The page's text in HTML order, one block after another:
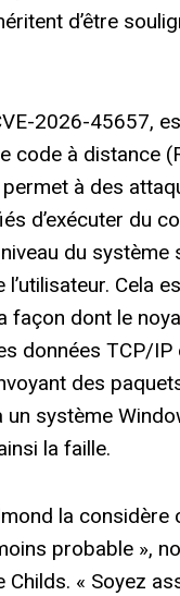
d’être
2026-45657,
code à distance
à des
d’exécuter du
du système
Cela
façon dont le
données TCP/IP
des
un système
la faille.
la considère
probable »,
Childs. « Soyez